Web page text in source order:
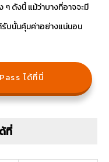
ๆ ดังนี้ แม้ว่าบางที่อาจจะมี
รับนั้นคุ้มค่าอย่างแน่นอน
ได้ที่นี่
ที่